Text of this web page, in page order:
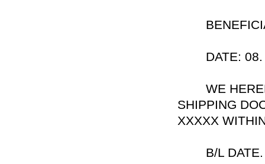
DATE: 08.
WE
SHIPPING
XXXXX
B/L DATE.